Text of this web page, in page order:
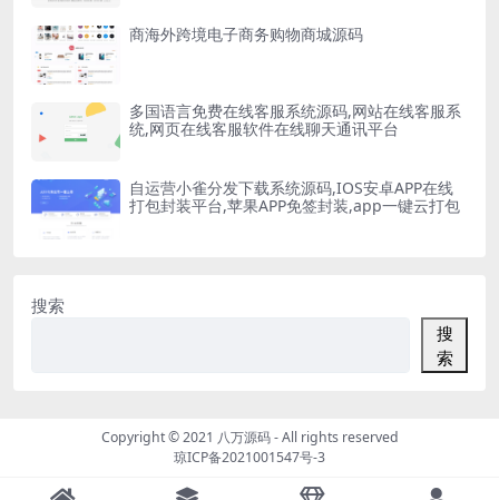
商海外跨境电子商务购物商城源码
多国语言免费在线客服系统源码,网站在线客服系
统,网页在线客服软件在线聊天通讯平台
自运营小雀分发下载系统源码,IOS安卓APP在线
打包封装平台,苹果APP免签封装,app一键云打包
搜索
搜
索
Copyright © 2021 八万源码- All rights reserved
琼ICP备2021001547号-3